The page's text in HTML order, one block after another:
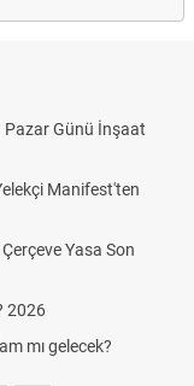
Pazar Günü İnşaat
Manifest'ten
Yasa Son
2026
mı gelecek?